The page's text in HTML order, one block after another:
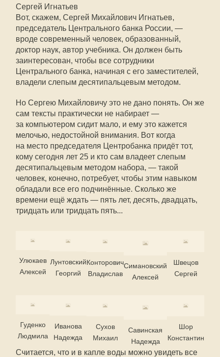
Сергей Игнатьев
Вот, скажем, Сергей Михайлович Игнатьев,
председатель Центрального банка России, —
вроде современный человек, образованный,
доктор наук, автор учебника. Он должен быть
заинтересован, чтобы все сотрудники
Центрального банка, начиная с его заместителей,
владели слепым десятипальцевым методом.
Но Сергею Михайловичу это не дано понять. Он же
сам тексты практически не набирает —
за компьютером сидит мало, и ему это кажется
мелочью, недостойной внимания. Вот когда
на место председателя Центробанка придёт тот,
кому сегодня лет 25 и кто сам владеет слепым
десятипальцевым методом набора, — такой
человек, конечно, потребует, чтобы этим навыком
обладали все его подчинённые. Сколько же
времени ещё ждать — пять лет, десять, двадцать,
тридцать или тридцать пять...
Улюкаев
Алексей
Лунтовский
Георгий
Конторович
Владислав
Симановский
Алексей
Швецов
Сергей
Гуденко
Людмила
Иванова
Надежда
Сухов
Михаил
Савинская
Надежда
Шор
Константин
Считается, что и в капле воды можно увидеть все